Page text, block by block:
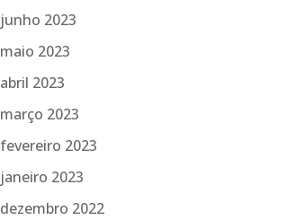
junho 2023
maio 2023
abril 2023
março 2023
fevereiro 2023
janeiro 2023
dezembro 2022